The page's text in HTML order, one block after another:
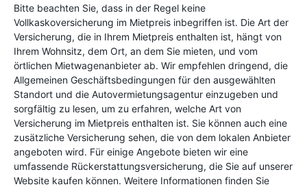
Bitte beachten Sie, dass in der Regel keine
Vollkaskoversicherung im Mietpreis inbegriffen ist. Die Art der
Versicherung, die in Ihrem Mietpreis enthalten ist, hängt von
Ihrem Wohnsitz, dem Ort, an dem Sie mieten, und vom
örtlichen Mietwagenanbieter ab. Wir empfehlen dringend, die
Allgemeinen Geschäftsbedingungen für den ausgewählten
Standort und die Autovermietungsagentur einzugeben und
sorgfältig zu lesen, um zu erfahren, welche Art von
Versicherung im Mietpreis enthalten ist. Sie können auch eine
zusätzliche Versicherung sehen, die von dem lokalen Anbieter
angeboten wird. Für einige Angebote bieten wir eine
umfassende Rückerstattungsversicherung, die Sie auf unserer
Website kaufen können. Weitere Informationen finden Sie